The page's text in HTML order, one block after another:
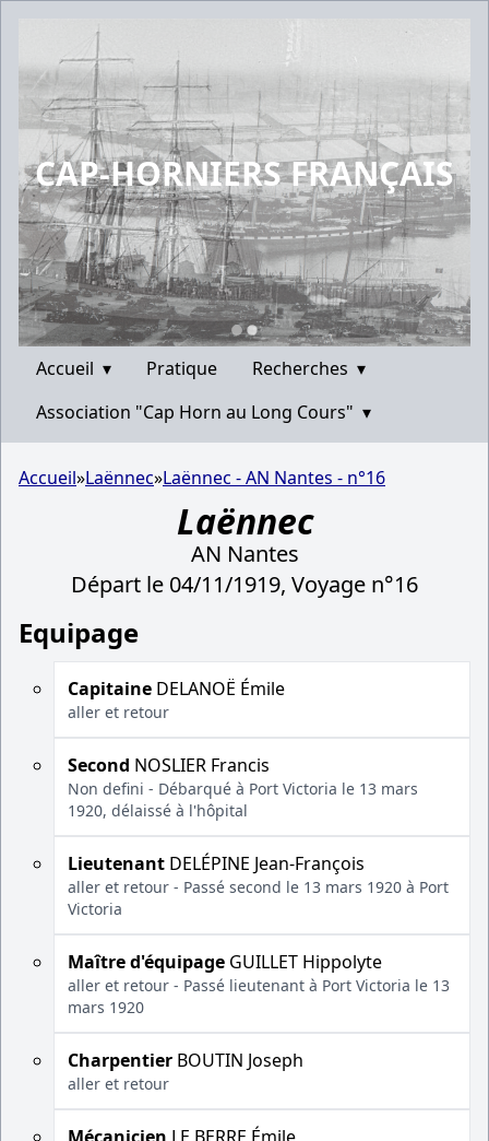
CAP-HORNIERS FRANÇAIS
Accueil ▾ Pratique Recherches ▾
Association "Cap Horn au Long Cours" ▾
Accueil»Laënnec»Laënnec - AN Nantes - n°16
Laënnec
AN Nantes
Départ le 04/11/1919, Voyage n°16
Equipage
Capitaine DELANOË Émile
aller et retour
Second NOSLIER Francis
Non defini - Débarqué à Port Victoria le 13 mars
1920, délaissé à l'hôpital
Lieutenant DELÉPINE Jean-François
aller et retour - Passé second le 13 mars 1920 à Port
Victoria
Maître d'équipage GUILLET Hippolyte
aller et retour - Passé lieutenant à Port Victoria le 13
mars 1920
Charpentier BOUTIN Joseph
aller et retour